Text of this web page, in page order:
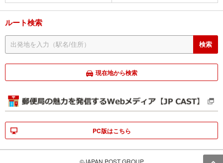
ルート検索
現在地から検索
PC版はこちら